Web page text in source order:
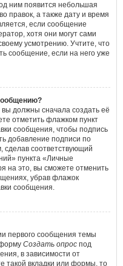
ним появится небольшая
правок, а также дату и время
если сообщение
хотя они могут сами
усмотрению. Учтите, что
сообщение, если на него уже
должны сначала создать её
отметить флажком пункт
сообщения, чтобы подпись
добавление подписи по
соответствующий
пункта «Личные
на это, вы сможете отменить
убрав флажок
сообщения.
первого сообщения темы
Создать опрос под
в зависимости от
такой вкладки или формы, то